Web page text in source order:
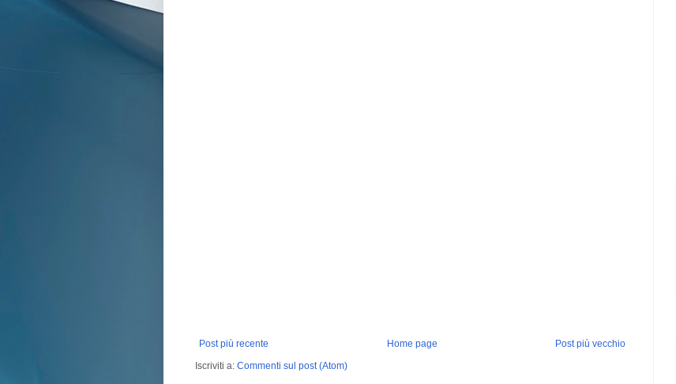
Post più recente Post più vecchio
Home page
Iscriviti a: Commenti sul post (Atom)